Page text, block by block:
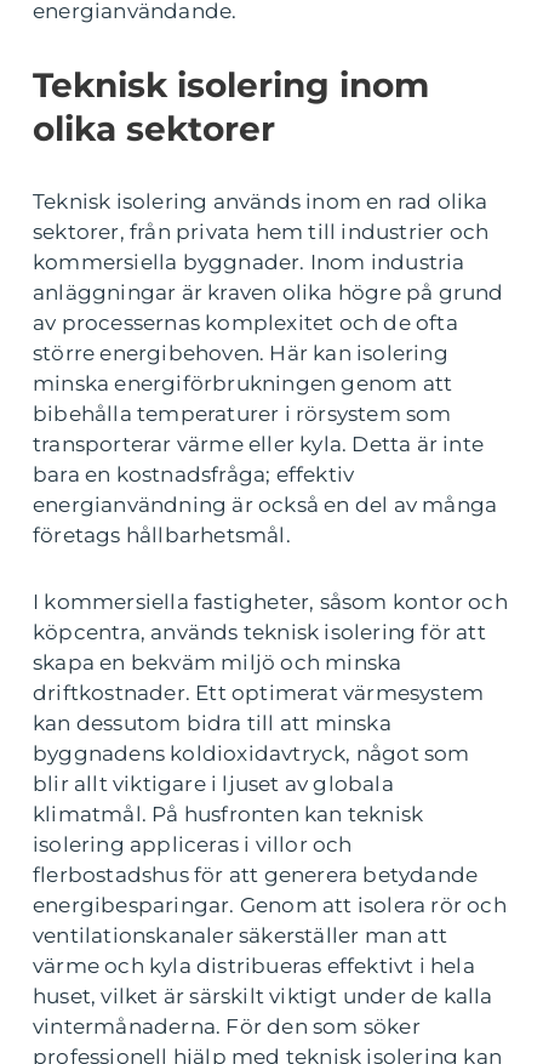
energianvändande.
Teknisk isolering inom
olika sektorer
Teknisk isolering används inom en rad olika
sektorer, från privata hem till industrier och
kommersiella byggnader. Inom industria
anläggningar är kraven olika högre på grund
av processernas komplexitet och de ofta
större energibehoven. Här kan isolering
minska energiförbrukningen genom att
bibehålla temperaturer i rörsystem som
transporterar värme eller kyla. Detta är inte
bara en kostnadsfråga; effektiv
energianvändning är också en del av många
företags hållbarhetsmål.
I kommersiella fastigheter, såsom kontor och
köpcentra, används teknisk isolering för att
skapa en bekväm miljö och minska
driftkostnader. Ett optimerat värmesystem
kan dessutom bidra till att minska
byggnadens koldioxidavtryck, något som
blir allt viktigare i ljuset av globala
klimatmål. På husfronten kan teknisk
isolering appliceras i villor och
flerbostadshus för att generera betydande
energibesparingar. Genom att isolera rör och
ventilationskanaler säkerställer man att
värme och kyla distribueras effektivt i hela
huset, vilket är särskilt viktigt under de kalla
vintermånaderna. För den som söker
professionell hjälp med teknisk isolering kan